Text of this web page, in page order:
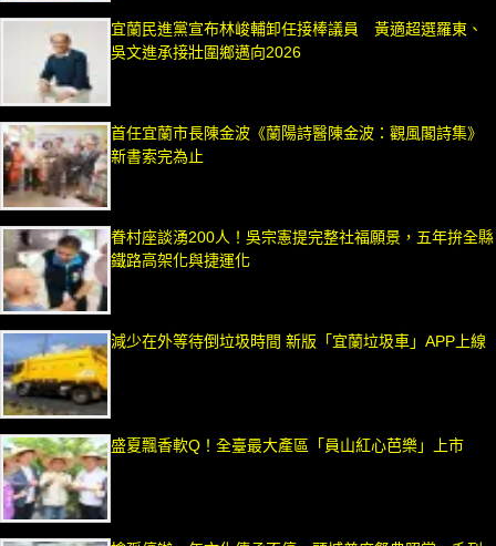
宜蘭民進黨宣布林峻輔卸任接棒議員 黃適超選羅東、
吳文進承接壯圍鄉邁向2026
首任宜蘭市長陳金波《蘭陽詩醫陳金波：觀風閣詩集》
新書索完為止
眷村座談湧200人！吳宗憲提完整社福願景，五年拚全縣
鐵路高架化與捷運化
減少在外等待倒垃圾時間 新版「宜蘭垃圾車」APP上線
盛夏飄香軟Q！全臺最大產區「員山紅心芭樂」上市